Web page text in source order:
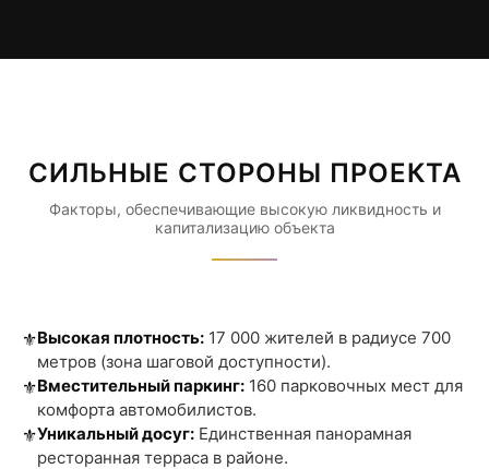
СИЛЬНЫЕ СТОРОНЫ ПРОЕКТА
Факторы, обеспечивающие высокую ликвидность и
капитализацию объекта
⚜️Высокая плотность: 17 000 жителей в радиусе 700
метров (зона шаговой доступности).
⚜️Вместительный паркинг: 160 парковочных мест для
комфорта автомобилистов.
⚜️Уникальный досуг: Единственная панорамная
ресторанная терраса в районе.